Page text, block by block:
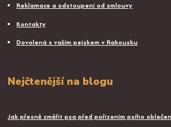
Reklamace a odstoupení od smlouvy
Kontakty
Dovolená s vaším pejskem v Rakousku
Nejčtenější na blogu
Jak přesně změřit psa před pořízením psího